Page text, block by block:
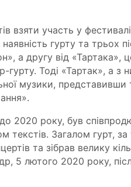
взяти участь у
гурту та трьох
а другу від «Тартака»,
гурту. Тоді «Тартак», а
музики, представивши
2020 року, був
Загалом гурт,
та зібрав велику
5 лютого 2020 року,